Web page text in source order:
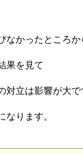
なかったところか
果を見て
対立は影響が大で
なります。